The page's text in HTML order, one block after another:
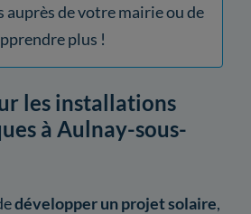
auprès de votre mairie ou de
plus !
les installations
à Aulnay-sous-
développer un projet solaire,